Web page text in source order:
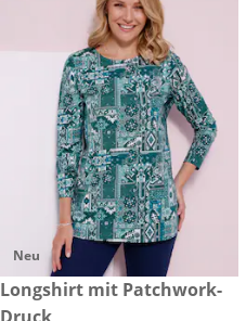
Neu
CHF 29.-
Longshirt mit Patchwork-